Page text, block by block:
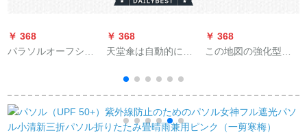
￥ 368
パラソルオーフシャ
た傘美した時間1冊
￥ 368
天堂傘は自動的に折
のペア晴雨兼用傘を
強化します。
￥ 368
この地図の強化型傘
持って鍵をかけま
す。ホテルの単位で
す。傘を立てて置い